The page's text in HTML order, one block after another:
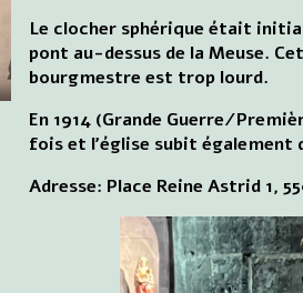
Le clocher sphérique était
pont au-dessus de la Meuse.
bourgmestre est trop lourd.
En 1914 (Grande Guerre/
fois et l'église subit également
Adresse: Place Reine Astrid 1,